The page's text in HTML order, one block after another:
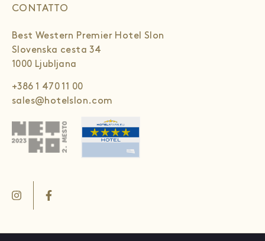
CONTATTO
Best Western Premier Hotel Slon
Slovenska cesta 34
1000 Ljubljana
+386 1 470 11 00
sales@hotelslon.com